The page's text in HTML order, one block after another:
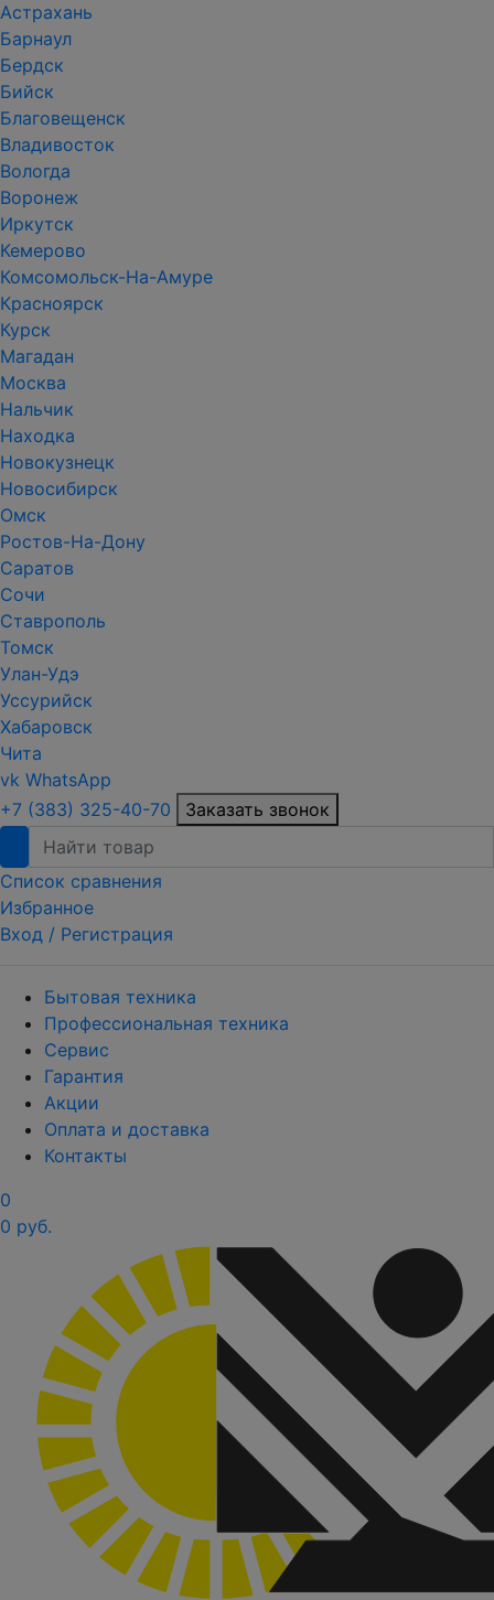
Астрахань
Барнаул
Бердск
Бийск
Благовещенск
Владивосток
Вологда
Воронеж
Иркутск
Кемерово
Комсомольск-На-Амуре
Красноярск
Курск
Магадан
Москва
Нальчик
Находка
Новокузнецк
Новосибирск
Омск
Ростов-На-Дону
Саратов
Сочи
Ставрополь
Томск
Улан-Удэ
Уссурийск
Хабаровск
Чита
vk WhatsApp
+7 (383) 325-40-70
Заказать звонок
Список сравнения
Избранное
Вход / Регистрация
Бытовая техника
Профессиональная техника
Сервис
Гарантия
Акции
Оплата и доставка
Контакты
0
0 руб.